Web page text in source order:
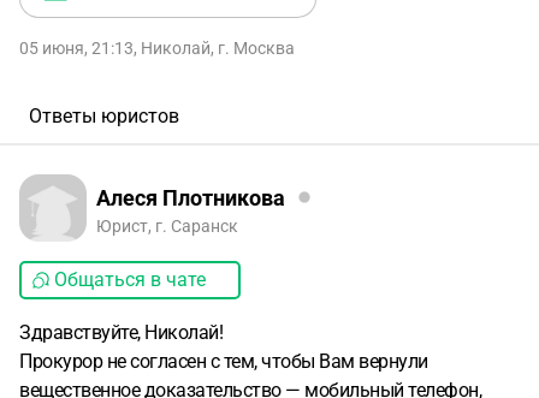
05 июня, 21:13, Николай, г. Москва
Ответы юристов
Алеся Плотникова
Юрист, г. Саранск
Общаться в чате
Здравствуйте, Николай!
Прокурор не согласен с тем, чтобы Вам вернули
вещественное доказательство — мобильный телефон,